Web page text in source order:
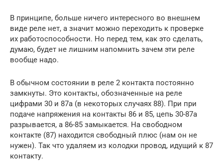
В принципе, больше ничего интересного во внешнем
виде реле нет, а значит можно переходить к проверке
их работоспособности. Но перед тем, как это сделать,
думаю, будет не лишним напомнить зачем эти реле
вообще надо.
В обычном состоянии в реле 2 контакта постоянно
замкнуты. Это контакты, обозначенные на реле
цифрами 30 и 87а (в некоторых случаях 88). При при
подаче напряжения на контакты 86 и 85, цепь 30-87а
разрывается, а 86-85 замыкается. На свободном
контакте (87) находится свободный плюс (нам он не
нужен). Так что удаляем из колодки провод, идущий к 87
контакту.